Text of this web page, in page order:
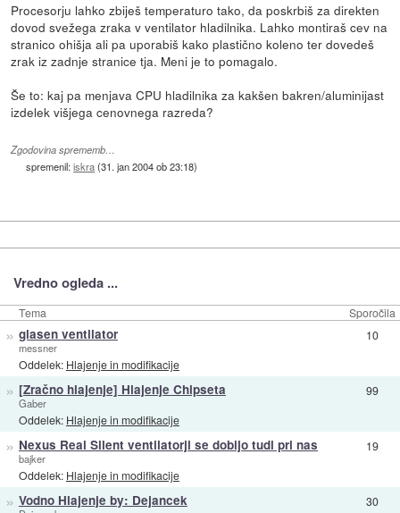
Procesorju lahko zbiješ temperaturo tako, da poskrbiš za direkten
dovod svežega zraka v ventilator hladilnika. Lahko montiraš cev na
stranico ohišja ali pa uporabiš kako plastično koleno ter dovedeš
zrak iz zadnje stranice tja. Meni je to pomagalo.
Še to: kaj pa menjava CPU hladilnika za kakšen bakren/aluminijast
izdelek višjega cenovnega razreda?
Zgodovina sprememb…
spremenil:iskra(31. jan 2004 ob 23:18)
Vredno ogleda ...
Tema Sporočila
» glasen ventilator
messner
Oddelek: Hlajenje in modifikacije
10
» [Zračno hlajenje] Hlajenje Chipseta
Gaber
Oddelek: Hlajenje in modifikacije
99
» Nexus Real Silent ventilatorji se dobijo tudi pri nas
bajker
Oddelek: Hlajenje in modifikacije
19
» Vodno Hlajenje by: Dejancek 30